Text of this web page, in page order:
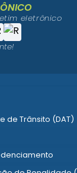
de Trânsito (DAT)
eletrônico